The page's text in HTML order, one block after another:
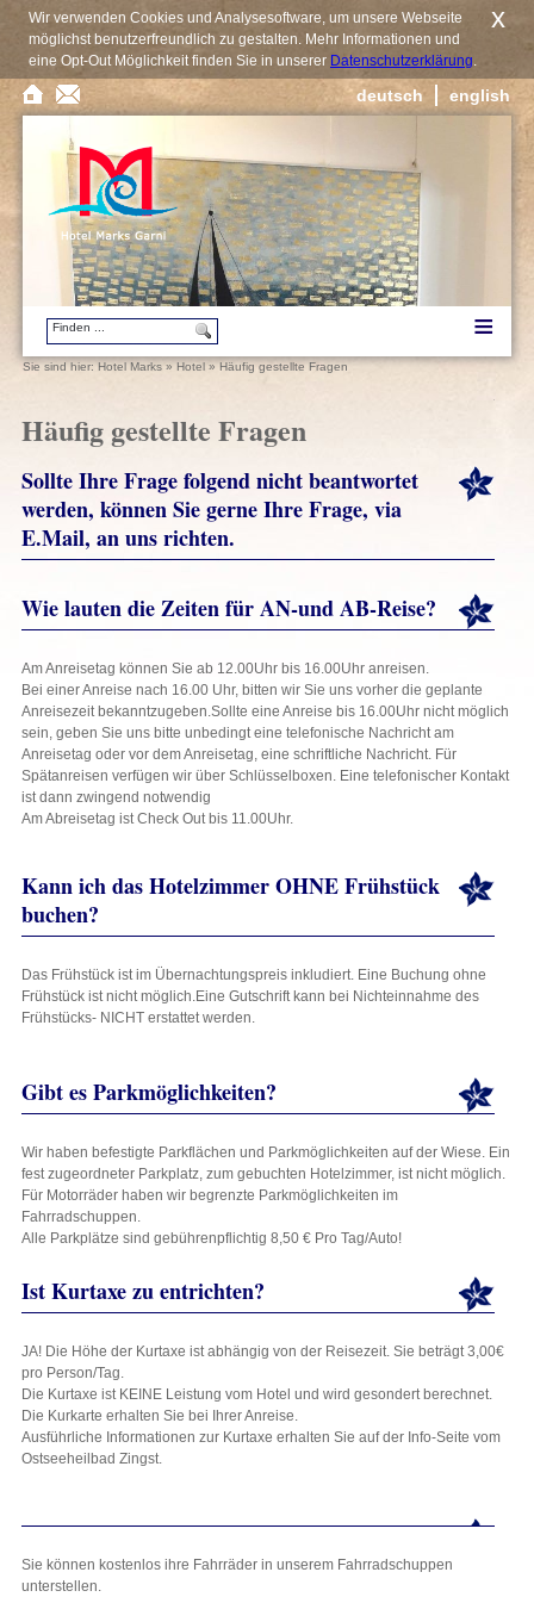
Wir verwenden Cookies und Analysesoftware, um unsere Webseite
möglichst benutzerfreundlich zu gestalten. Mehr Informationen und
eine Opt-Out Möglichkeit finden Sie in unserer Datenschutzerklärung.
x
deutsch english
Sie sind hier:Hotel Marks » Hotel »Häufig gestellte Fragen
Häufig gestellte Fragen
Sollte Ihre Frage folgend nicht beantwortet
werden, können Sie gerne Ihre Frage, via
E.Mail, an uns richten.
Wie lauten die Zeiten für AN-und AB-Reise?
Am Anreisetag können Sie ab 12.00Uhr bis 16.00Uhr anreisen.
Bei einer Anreise nach 16.00 Uhr, bitten wir Sie uns vorher die geplante
Anreisezeit bekanntzugeben.Sollte eine Anreise bis 16.00Uhr nicht möglich
sein, geben Sie uns bitte unbedingt eine telefonische Nachricht am
Anreisetag oder vor dem Anreisetag, eine schriftliche Nachricht. Für
Spätanreisen verfügen wir über Schlüsselboxen. Eine telefonischer Kontakt
ist dann zwingend notwendig
Am Abreisetag ist Check Out bis 11.00Uhr.
Kann ich das Hotelzimmer OHNE Frühstück
buchen?
Das Frühstück ist im Übernachtungspreis inkludiert. Eine Buchung ohne
Frühstück ist nicht möglich.Eine Gutschrift kann bei Nichteinnahme des
Frühstücks- NICHT erstattet werden.
Gibt es Parkmöglichkeiten?
Wir haben befestigte Parkflächen und Parkmöglichkeiten auf der Wiese. Ein
fest zugeordneter Parkplatz, zum gebuchten Hotelzimmer, ist nicht möglich.
Für Motorräder haben wir begrenzte Parkmöglichkeiten im
Fahrradschuppen.
Alle Parkplätze sind gebührenpflichtig 8,50 € Pro Tag/Auto!
Ist Kurtaxe zu entrichten?
JA! Die Höhe der Kurtaxe ist abhängig von der Reisezeit. Sie beträgt 3,00€
pro Person/Tag.
Die Kurtaxe ist KEINE Leistung vom Hotel und wird gesondert berechnet.
Die Kurkarte erhalten Sie bei Ihrer Anreise.
Ausführliche Informationen zur Kurtaxe erhalten Sie auf der Info-Seite vom
Ostseeheilbad Zingst.
Sie können kostenlos ihre Fahrräder in unserem Fahrradschuppen
unterstellen.